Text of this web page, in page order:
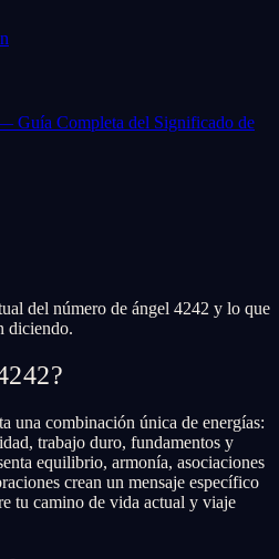
Guía Completa del Significado de
del número de ángel 4242 y lo que
diciendo.
una combinación única de energías:
trabajo duro, fundamentos y
equilibrio, armonía, asociaciones
crean un mensaje específico
tu camino de vida actual y viaje